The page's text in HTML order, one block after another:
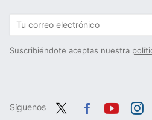
Suscribiéndote aceptas nuestra
Síguenos